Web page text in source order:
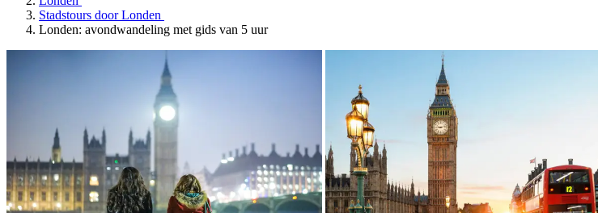
Stadstours door Londen
Londen: avondwandeling met gids van 5 uur